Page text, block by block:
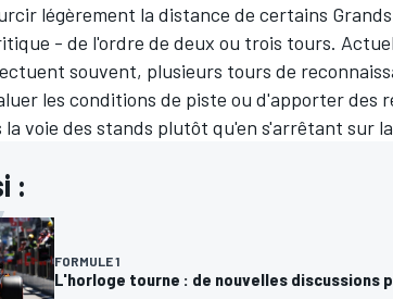
légèrement la distance de certains
- de l'ordre de deux ou trois tours.
souvent, plusieurs tours de
les conditions de piste ou d'apporter des
voie des stands plutôt qu'en s'arrêtant sur
:
FORMULE 1
L'horloge tourne : de nouvelles discussions